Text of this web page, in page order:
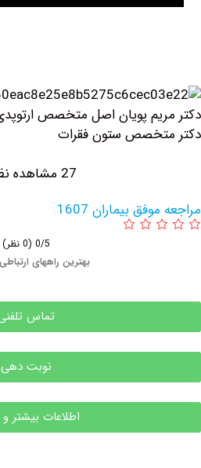
پویان اصل متخصص ارتوپدی
ستون فقرات
بیماران 1607
بهترین راههای ارتباطی این دکتر
تماس تلفنی
نوبت دهی
اطلاعات بیشتر و آدرس